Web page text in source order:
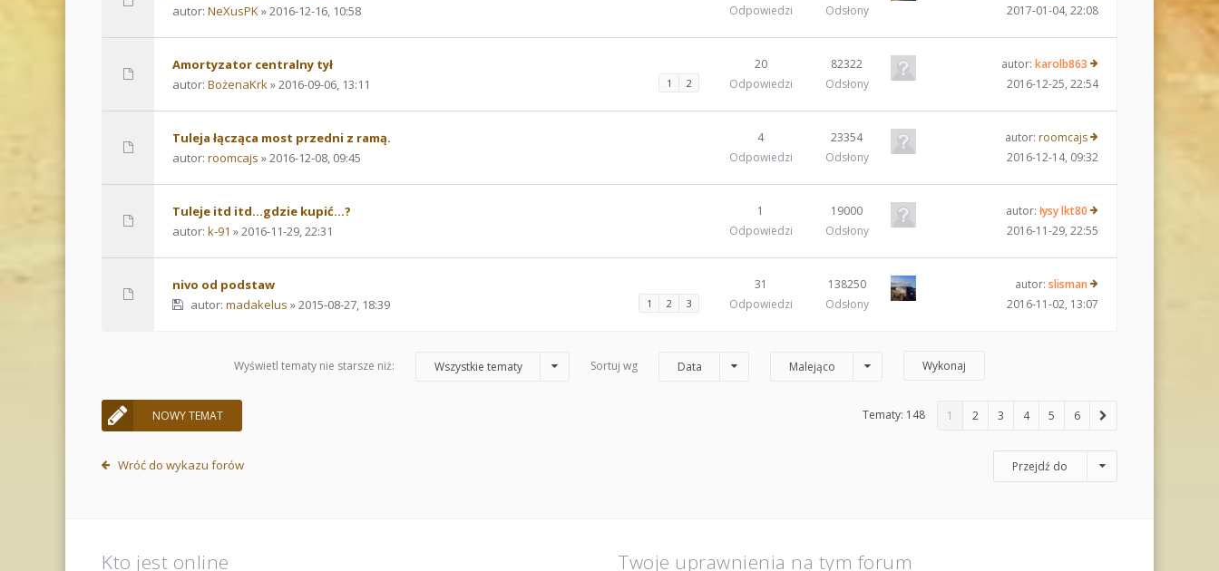
autor: NeXusPK» 2016-12-16, 10:58
Odpowiedzi
Odsłony
2017-01-04, 22:08
Amortyzator centralny tył
autor: BożenaKrk» 2016-09-06, 13:11 1 2
20
Odpowiedzi
82322
Odsłony
autor: karolb863
2016-12-25, 22:54
Tuleja łącząca most przedni z ramą.
autor: roomcajs » 2016-12-08, 09:45
4
Odpowiedzi
23354
Odsłony
autor: roomcajs
2016-12-14, 09:32
Tuleje itd itd...gdzie kupić...?
autor: k-91 » 2016-11-29, 22:31
1
Odpowiedzi
19000
Odsłony
autor: łysy lkt80
2016-11-29, 22:55
nivo od podstaw
autor: madakelus » 2015-08-27, 18:39 1 2 3
31
Odpowiedzi
138250
Odsłony
autor: slisman
2016-11-02, 13:07
Wyświetl tematy nie starsze niż: Wszystkie tematy Sortuj wg Data Malejąco
NOWY TEMAT Tematy: 148 1 2 3 4 5 6
Wróć do wykazu forów Przejdź do
Kto jest online Twoje uprawnienia na tym forum